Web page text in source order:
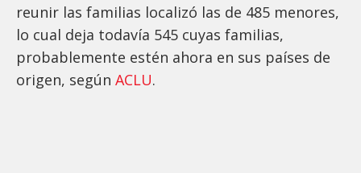
reunir las familias localizó las de 485 menores,
lo cual deja todavía 545 cuyas familias,
probablemente estén ahora en sus países de
origen, según ACLU.